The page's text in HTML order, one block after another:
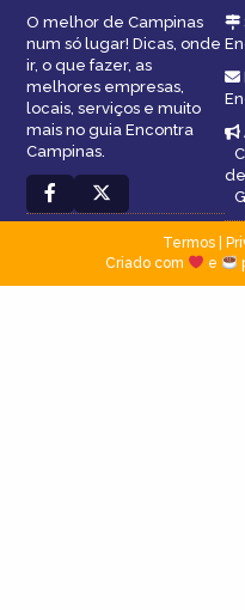
O melhor de Campinas
num só lugar! Dicas, onde
ir, o que fazer, as
melhores empresas,
locais, serviços e muito
mais no guia Encontra
Campinas.
Termos|
Criado com
e